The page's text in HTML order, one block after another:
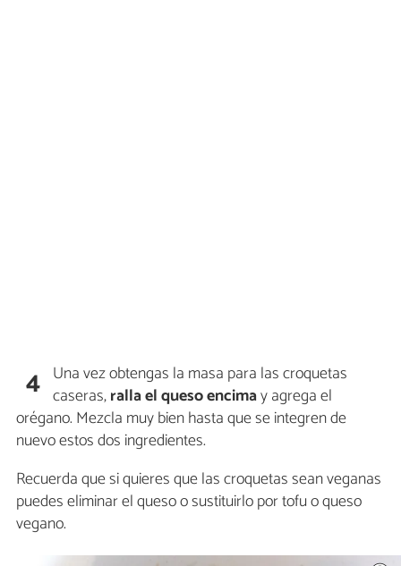
4 Una vez obtengas la masa para las croquetas
caseras,ralla el queso encimay agrega el
orégano. Mezcla muy bien hasta que se integren de
nuevo estos dos ingredientes.
Recuerda que si quieres que las croquetas sean veganas
puedes eliminar el queso o sustituirlo por tofu o queso
vegano.